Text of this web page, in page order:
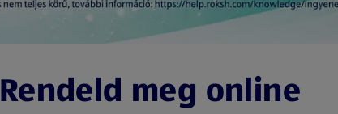
Rendeld meg online